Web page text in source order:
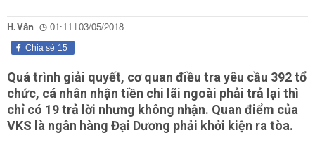
H. Vân 01:11 | 03/05/2018
15
Chia sẻ
Quá trình giải quyết, cơ quan điều tra yêu cầu 392 tổ
chức, cá nhân nhận tiền chi lãi ngoài phải trả lại thì
chỉ có 19 trả lời nhưng không nhận. Quan điểm của
VKS là ngân hàng Đại Dương phải khởi kiện ra tòa.